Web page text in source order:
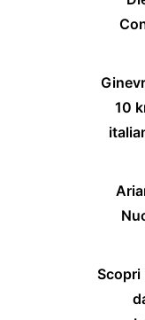
10
Scopri